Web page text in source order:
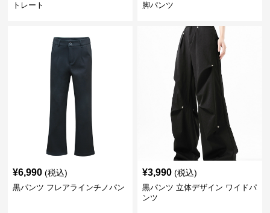
トレート
脚パンツ
¥6,990 (税込)
黒パンツ フレアラインチノパン
¥3,990 (税込)
黒パンツ 立体デザイン ワイドパ
ンツ